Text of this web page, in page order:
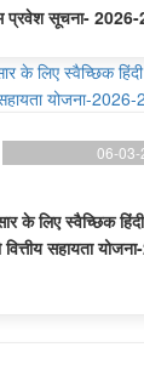
प्रवेश सूचना-
के लिए स्वैच्छिक
योजना-
06-03-
के लिए स्वैच्छिक
सहायता